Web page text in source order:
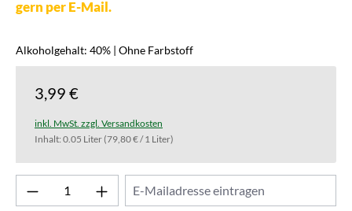
gern per E-Mail.
Alkoholgehalt: 40% | Ohne Farbstoff
3,99 €
inkl. MwSt. zzgl. Versandkosten
Inhalt: 0.05 Liter(79,80 € / 1 Liter)